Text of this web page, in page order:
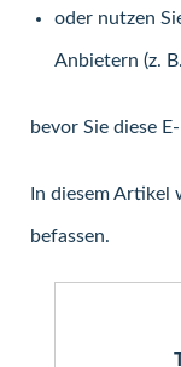
oder nutzen
Anbietern (z.
bevor Sie diese
In diesem
befassen.